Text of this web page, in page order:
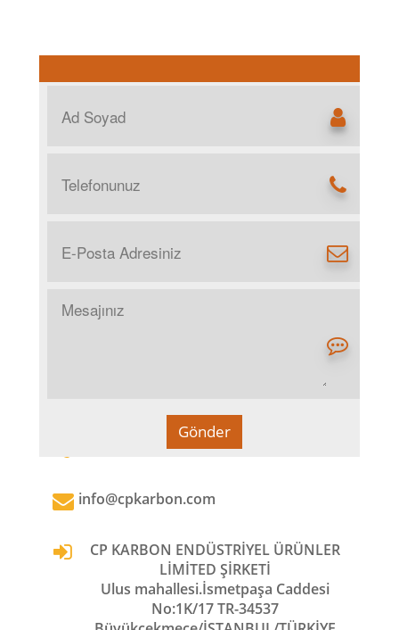
0 (212) 787 20 60
info@cpkarbon.com
CP KARBON ENDÜSTRİYEL ÜRÜNLER
LİMİTED ŞİRKETİ
Ulus mahallesi.İsmetpaşa Caddesi
No:1K/17 TR-34537
Gönder